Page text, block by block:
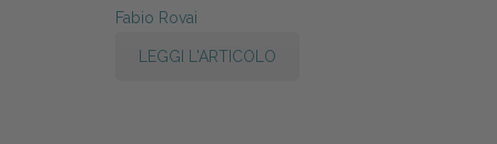
Fabio Rovai
LEGGI L'ARTICOLO